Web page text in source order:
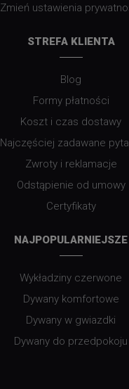
Zmień ustawienia
STREFA KLIENTA
Blog
Formy płatności
Koszt i czas dostawy
Najczęściej zadawane
Zwroty i reklamacje
Odstąpienie od umowy
Certyfikaty
NAJPOPULARNIEJSZE
Wykładziny czerwone
Dywany komfortowe
Dywany w gwiazdki
Dywany do przedpokoju